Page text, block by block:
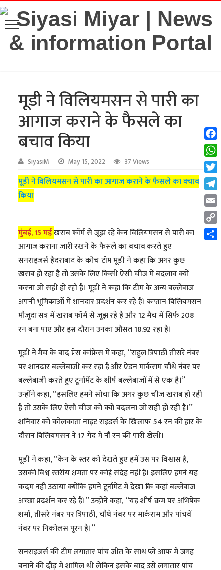
मूडी ने विलियमसन से पारी का
आगाज कराने के फैसले का
बचाव किया
SiyasiM May 15, 2022 37 Views
मूडी ने विलियमसन से पारी का आगाज कराने के फैसले का बचाव
किया
मुंबई, 15 मईखराब फॉर्म से जूझ रहे केन विलियमसन से पारी का
आगाज कराना जारी रखने के फैसले का बचाव करते हुए
सनराइजर्स हैदराबाद के कोच टॉम मूडी ने कहा कि अगर कुछ
खराब हो रहा है तो उसके लिए किसी ऐसी चीज में बदलाव क्यों
करना जो सही हो रही है। मूडी ने कहा कि टीम के अन्य बल्लेबाज
अपनी भूमिकाओं में शानदार प्रदर्शन कर रहे हैं। कप्तान विलियमसन
मौजूदा सत्र में खराब फॉर्म से जूझ रहे हैं और 12 मैच में सिर्फ 208
रन बना पाए और इस दौरान उनका औसत 18.92 रहा है।
मूडी ने मैच के बाद प्रेस कांफ्रेंस में कहा, ‘‘राहुल त्रिपाठी तीसरे नंबर
पर शानदार बल्लेबाजी कर रहा है और ऐडन मार्कराम चौथे नंबर पर
बल्लेबाजी करते हुए टूर्नामेंट के शीर्ष बल्लेबाजों में से एक है।’’
उन्होंने कहा, ‘‘इसलिए हमने सोचा कि अगर कुछ चीज खराब हो रही
है तो उसके लिए ऐसी चीज को क्यों बदलना जो सही हो रही है।’’
शनिवार को कोलकाता नाइट राइडर्स के खिलाफ 54 रन की हार के
दौरान विलियमसन ने 17 गेंद में नौ रन की पारी खेली।
मूडी ने कहा, ‘‘केन के स्तर को देखते हुए हमें उस पर विश्वास है,
उसकी विश्व स्तरीय क्षमता पर कोई संदेह नहीं है। इसलिए हमने यह
कदम नहीं उठाया क्योंकि हमने टूर्नामेंट में देखा कि कहां बल्लेबाज
अच्छा प्रदर्शन कर रहे हैं।’’ उन्होंने कहा, ‘‘यह शीर्ष क्रम पर अभिषेक
शर्मा, तीसरे नंबर पर त्रिपाठी, चौथे नंबर पर मार्कराम और पांचवें
नंबर पर निकोलस पूरन हैं।’’
सनराइजर्स की टीम लगातार पांच जीत के साथ प्ले आफ में जगह
बनाने की दौड़ में शामिल थी लेकिन इसके बाद उसे लगातार पांच
Copy
Link